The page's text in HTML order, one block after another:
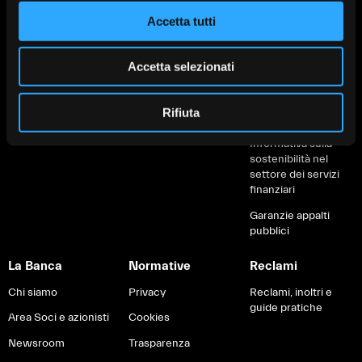
Accetta tutti
Accetta selezionati
Rifiuta
Soluzioni green
Carte e pagamenti
Finanziamenti
Servizi digitali
Servizi di
La Banca
Chi siamo
Area Soci e azionisti
Newsroom
Normative
Privacy
Cookies
Trasparenza
Reclami
Reclami, inoltri e
guide pratiche
cliente
IVASS
Informativa sulla
sostenibilità nel
settore dei servizi
finanziari
Garanzie appalti
pubblici